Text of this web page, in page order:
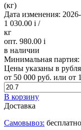
(кг)
Дата изменения:
1 030.00 i /
кг
опт. 980.00 i
в наличии
Минимальная партия:
Цены указаны в
от 50 000 руб. или от
В корзину
Доставка
Самовывоз: бесплатно